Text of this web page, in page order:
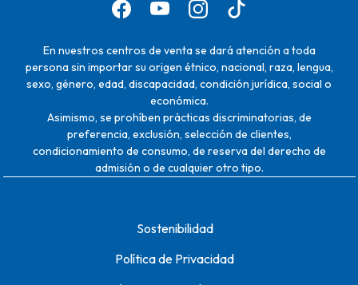
En nuestros centros de venta se dará atención a toda
persona sin importar su origen étnico, nacional, raza, lengua,
sexo, género, edad, discapacidad, condición jurídica, social o
económica.
Asimismo, se prohíben prácticas discriminatorias, de
preferencia, exclusión, selección de clientes,
condicionamiento de consumo, de reserva del derecho de
admisión o de cualquier otro tipo.
Sostenibilidad
Política de Privacidad